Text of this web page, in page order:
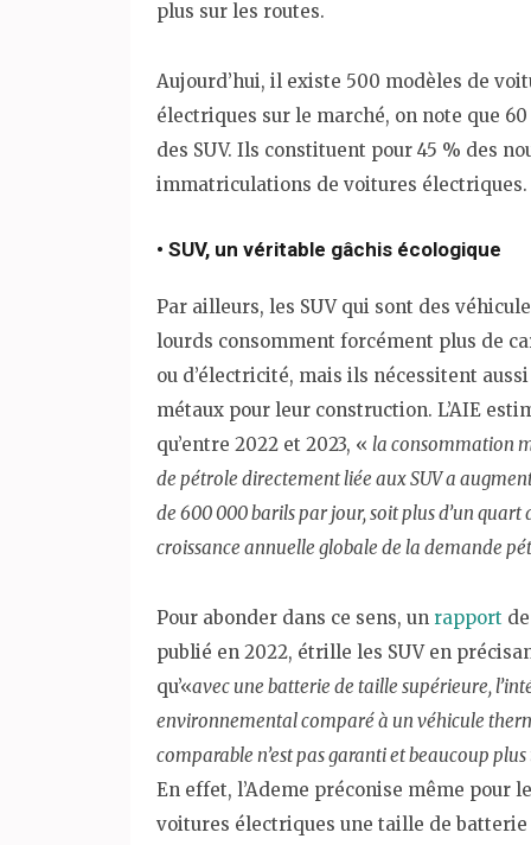
plus sur les routes.
Aujourd’hui, il existe 500 modèles de
électriques sur le marché, on note que
des SUV. Ils constituent pour 45 % des
immatriculations de voitures électriques.
• SUV, un véritable gâchis écologique
Par ailleurs, les SUV qui sont des
lourds consomment forcément plus de
ou d’électricité, mais ils nécessitent
métaux pour leur construction. L’AIE
qu’entre 2022 et 2023, « la consommation
de pétrole directement liée aux SUV a
de 600 000 barils par jour, soit plus d’un quart
croissance annuelle globale de la demande
Pour abonder dans ce sens, un rapport
publié en 2022, étrille les SUV en
qu’«avec une batterie de taille supérieure,
environnemental comparé à un véhicule
comparable n’est pas garanti et beaucoup
En effet, l’Ademe préconise même pour
voitures électriques une taille de batterie